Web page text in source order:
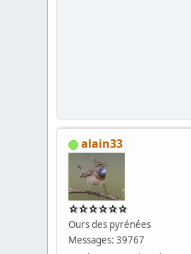
alain33
Ours des pyrénées
Messages: 39767